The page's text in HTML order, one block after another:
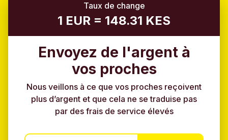
Taux de change
1 EUR = 148.31 KES
Envoyez de l'argent à
vos proches
Nous veillons à ce que vos proches reçoivent
plus d’argent et que cela ne se traduise pas
par des frais de service élevés